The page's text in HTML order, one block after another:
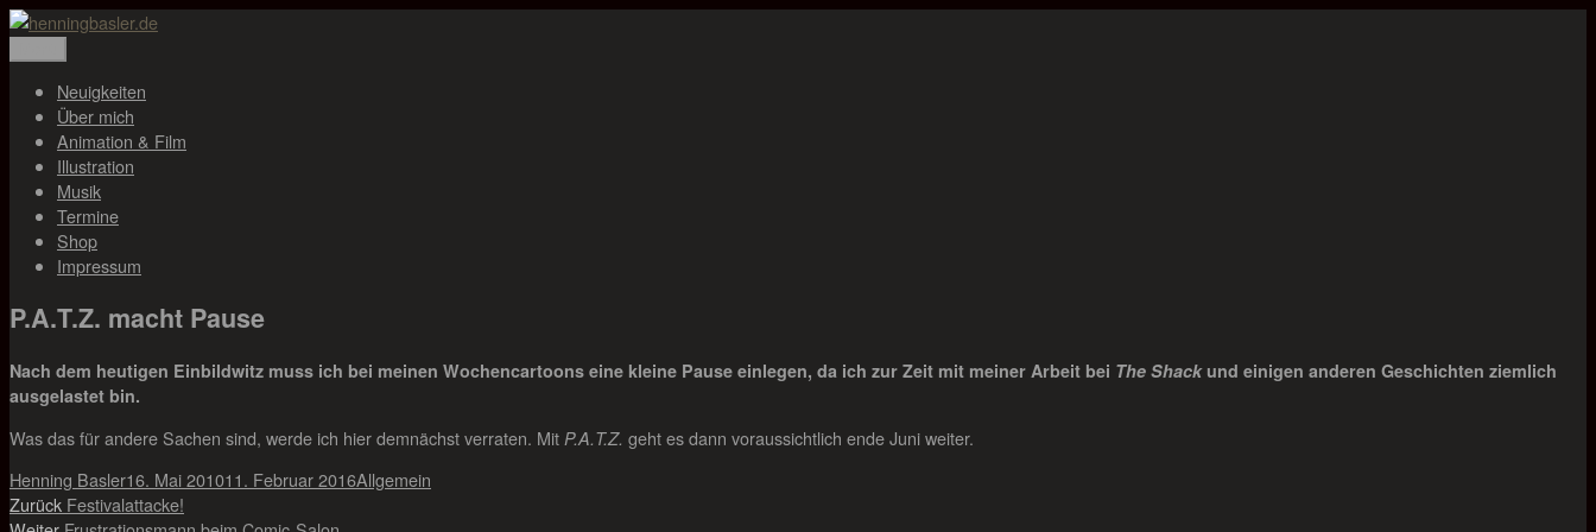
Zum
henningbasler.de
Animation, Illustration, Musik
Neuigkeiten
Über mich
Animation & Film
Illustration
Musik
Termine
Shop
Impressum
P.A.T.Z. macht Pause
Nach dem heutigen Einbildwitz muss ich bei meinen Wochencartoons eine kleine Pause einlegen, da ich zur Zeit mit meiner Arbeit bei The Shackund einigen anderen Geschichten ziemlich
ausgelastet bin.
Was das für andere Sachen sind, werde ich hier demnächst verraten. Mit P.A.T.Z. geht es dann voraussichtlich ende Juni weiter.
Autor
Henning BaslerVeröffentlicht
am
16. Mai 201011. Februar 2016Kategorien
Allgemein
Beitragsnavigation
Zurück Vorheriger
Festivalattacke!